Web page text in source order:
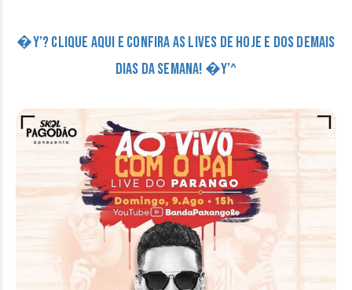
�Y’? CLIQUE AQUI E CONFIRA AS LIVES DE HOJE E DOS DEMAIS
DIAS DA SEMANA! �Y’^